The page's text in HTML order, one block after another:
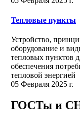
Тепловые пункты
Устройство,
оборудование и
тепловых пунктов
обеспечения
тепловой энергией
05 Февраля 2025 г.
ГОСТы и